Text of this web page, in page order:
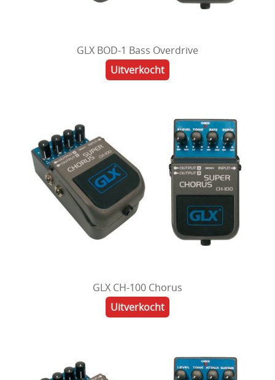
GLX BOD-1 Bass Overdrive
Uitverkocht
GLX CH-100 Chorus
Uitverkocht